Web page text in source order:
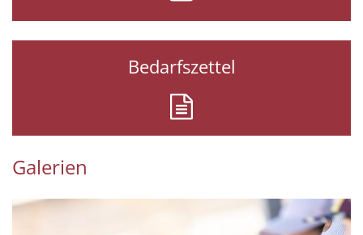
Bedarfszettel
Galerien